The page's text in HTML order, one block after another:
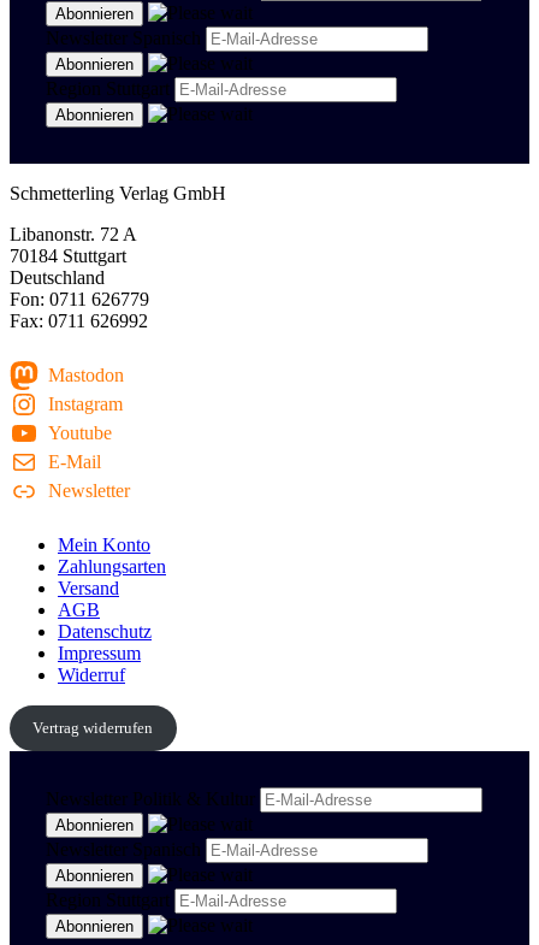
Newsletter Spanisch
Region Stuttgart
Schmetterling Verlag GmbH
Libanonstr. 72 A
70184 Stuttgart
Deutschland
Fon: 0711 626779
Fax: 0711 626992
Mastodon
Instagram
Youtube
E-Mail
Newsletter
Mein Konto
Zahlungsarten
Versand
AGB
Datenschutz
Impressum
Widerruf
Vertrag widerrufen
Newsletter Politik & Kultur
Newsletter Spanisch
Region Stuttgart